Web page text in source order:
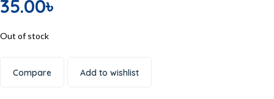
35.00৳
Out of stock
Compare Add to wishlist